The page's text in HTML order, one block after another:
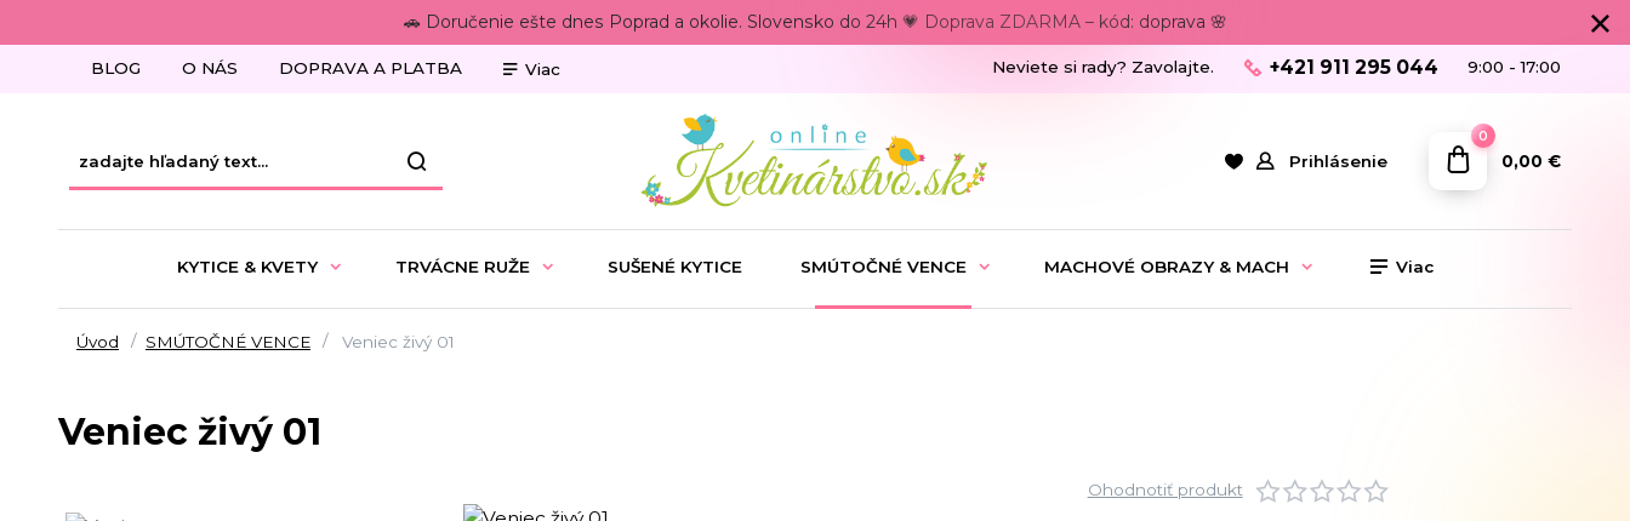
🚗 Doručenie ešte dnes Poprad a okolie. Slovensko do 24h 💗 Doprava ZDARMA – kód: doprava 🌸
BLOG O NÁS DOPRAVA A PLATBA Viac
Prihlásenie
Neviete si rady? Zavolajte. +421 911 295 044 9:00 - 17:00
0
0,00 €
KYTICE & KVETY TRVÁCNE RUŽE SUŠENÉ KYTICE SMÚTOČNÉ VENCE MACHOVÉ OBRAZY & MACH Viac
Úvod SMÚTOČNÉ VENCE Veniec živý 01
Veniec živý 01
Ohodnotiť produkt